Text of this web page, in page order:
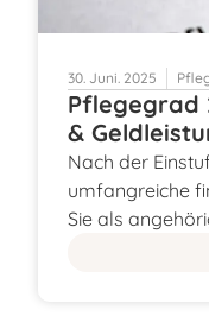
30. Juni. 2025
Pflegegrad
&
Nach der
umfangreiche
Sie als